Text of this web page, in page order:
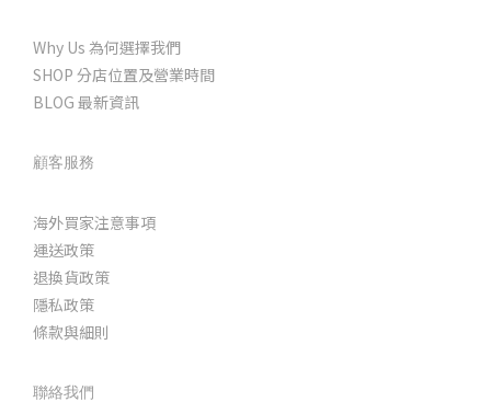
Why Us 為何選擇我們
SHOP 分店位置及營業時間
BLOG 最新資訊
顧客服務
海外買家注意事項
運送政策
退換貨政策
隱私政策
條款與細則
聯絡我們